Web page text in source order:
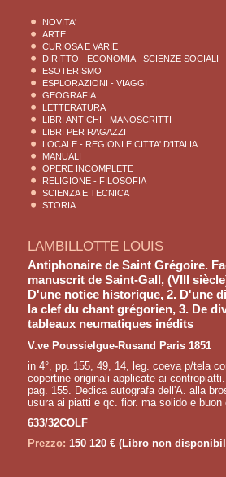
NOVITA'
ARTE
CURIOSA E VARIE
DIRITTO - ECONOMIA - SCIENZE SOCIALI
ESOTERISMO
ESPLORAZIONI - VIAGGI
GEOGRAFIA
LETTERATURA
LIBRI ANTICHI - MANOSCRITTI
LIBRI PER RAGAZZI
LOCALE - REGIONI E CITTA' D'ITALIA
MANUALI
OPERE INCOMPLETE
RELIGIONE - FILOSOFIA
SCIENZA E TECNICA
STORIA
LAMBILLOTTE LOUIS
Antiphonaire de Saint Grégoire.
manuscrit de Saint-Gall, (VIII
D'une notice historique, 2. D'une
la clef du chant grégorien, 3. De
tableaux neumatiques inédits
V.ve Poussielgue-Rusand Paris 1851
in 4°, pp. 155, 49, 14, leg. coeva p/tela
copertine originali applicate ai
pag. 155. Dedica autografa dell'A. alla
usura ai piatti e qc. fior. ma solido e buon
633/32COLF
Prezzo: 150120 € (Libro non